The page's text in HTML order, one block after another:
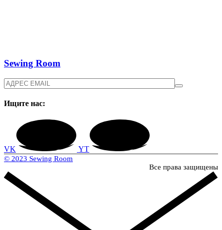
Sewing Room
Ищите нас:
VK YT
© 2023 Sewing Room
Все права защищены